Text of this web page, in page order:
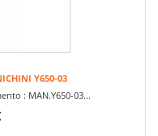
Y650-03
: MAN.Y650-03...